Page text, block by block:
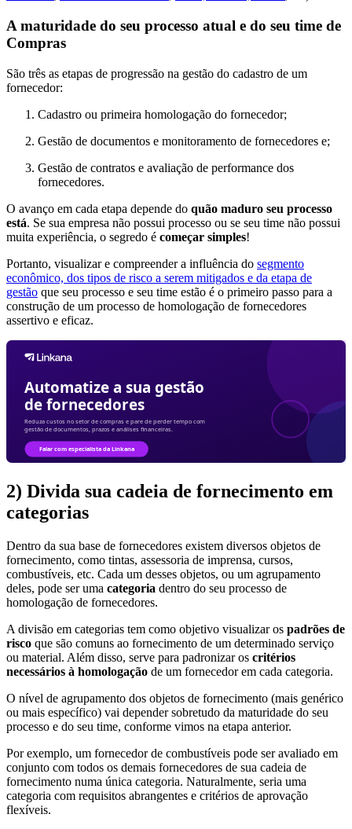
A maturidade do seu processo atual e do seu time de
Compras
São três as etapas de progressão na gestão do cadastro de um
fornecedor:
Cadastro ou primeira homologação do fornecedor;
Gestão de documentos e monitoramento de fornecedores e;
Gestão de contratos e avaliação de performance dos
fornecedores.
O avanço em cada etapa depende do quão maduro seu processo
está. Se sua empresa não possui processo ou se seu time não possui
muita experiência, o segredo é começar simples!
Portanto, visualizar e compreender a influência do segmento
econômico, dos tipos de risco a serem mitigados e da etapa de
gestão que seu processo e seu time estão é o primeiro passo para a
construção de um processo de homologação de fornecedores
assertivo e eficaz.
2) Divida sua cadeia de fornecimento em
categorias
Dentro da sua base de fornecedores existem diversos objetos de
fornecimento, como tintas, assessoria de imprensa, cursos,
combustíveis, etc. Cada um desses objetos, ou um agrupamento
deles, pode ser uma categoria dentro do seu processo de
homologação de fornecedores.
A divisão em categorias tem como objetivo visualizar os padrões de
risco que são comuns ao fornecimento de um determinado serviço
ou material. Além disso, serve para padronizar os critérios
necessários à homologação de um fornecedor em cada categoria.
O nível de agrupamento dos objetos de fornecimento (mais genérico
ou mais específico) vai depender sobretudo da maturidade do seu
processo e do seu time, conforme vimos na etapa anterior.
Por exemplo, um fornecedor de combustíveis pode ser avaliado em
conjunto com todos os demais fornecedores de sua cadeia de
fornecimento numa única categoria. Naturalmente, seria uma
categoria com requisitos abrangentes e critérios de aprovação
flexíveis.